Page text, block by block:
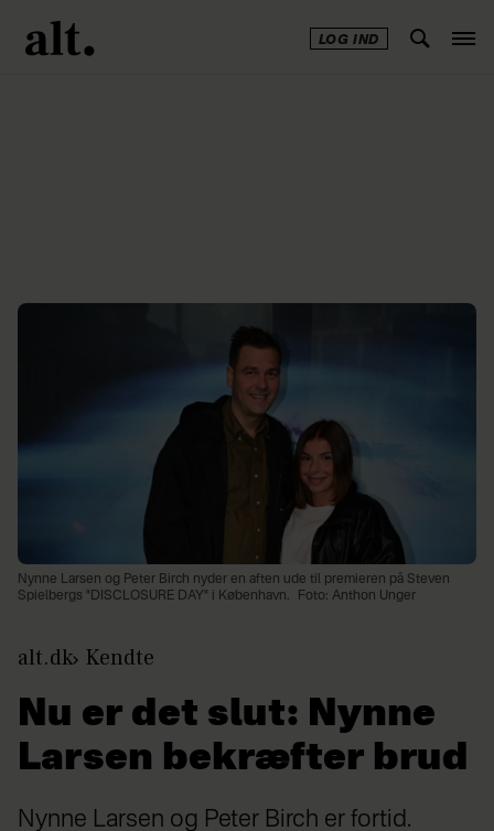
LOG IND
Nynne Larsen og Peter Birch nyder en aften ude til premieren på Steven
Spielbergs "DISCLOSURE DAY" i København.
Foto: Anthon Unger
alt.dk Kendte
Nu er det slut: Nynne
Larsen bekræfter brud
Nynne Larsen og Peter Birch er fortid.